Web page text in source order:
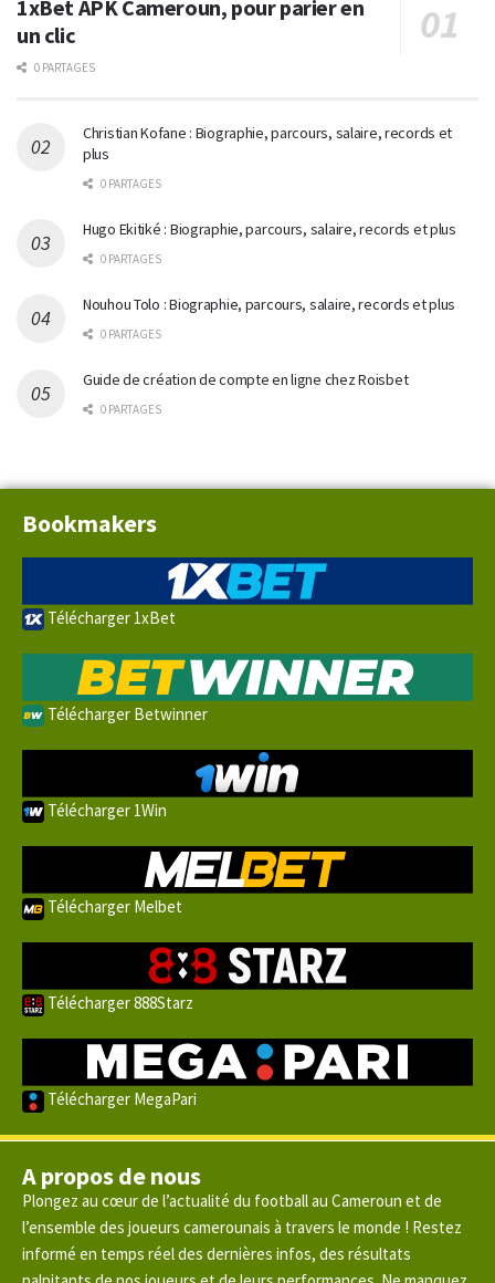
1xBet APK Cameroun, pour parier en
un clic
0 PARTAGES
Christian Kofane : Biographie, parcours, salaire, records et
plus
0 PARTAGES
Hugo Ekitiké : Biographie, parcours, salaire, records et plus
0 PARTAGES
Nouhou Tolo : Biographie, parcours, salaire, records et plus
0 PARTAGES
Guide de création de compte en ligne chez Roisbet
0 PARTAGES
Bookmakers
Télécharger 1xBet
Télécharger Betwinner
Télécharger 1Win
Télécharger Melbet
Télécharger 888Starz
Télécharger MegaPari
A propos de nous
Plongez au cœur de l’actualité du football au Cameroun et de
l’ensemble des joueurs camerounais à travers le monde ! Restez
informé en temps réel des dernières infos, des résultats